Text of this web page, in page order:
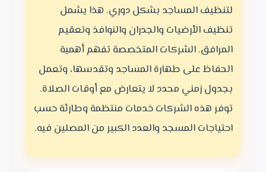
لتنظيف المساجد بشكل دوري. هذا يشمل
تنظيف الأرضيات والجدران والنوافذ وتعقيم
المرافق. الشركات المتخصصة تفهم أهمية
الحفاظ على طهارة المساجد وتقدسها، وتعمل
بجدول زمني محدد لا يتعارض مع أوقات الصلاة.
توفر هذه الشركات خدمات منتظمة وطارئة حسب
احتياجات المسجد والعدد الكبير من المصلين فيه.